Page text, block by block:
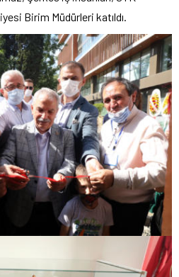
Birim Müdürleri katıldı.